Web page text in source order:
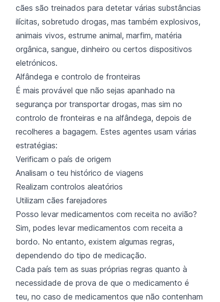
cães são treinados para detetar várias substâncias
ilícitas, sobretudo drogas, mas também explosivos,
animais vivos, estrume animal, marfim, matéria
orgânica, sangue, dinheiro ou certos dispositivos
eletrónicos.
Alfândega e controlo de fronteiras
É mais provável que não sejas apanhado na
segurança por transportar drogas, mas sim no
controlo de fronteiras e na alfândega, depois de
recolheres a bagagem. Estes agentes usam várias
estratégias:
Verificam o país de origem
Analisam o teu histórico de viagens
Realizam controlos aleatórios
Utilizam cães farejadores
Posso levar medicamentos com receita no avião?
Sim, podes levar medicamentos com receita a
bordo. No entanto, existem algumas regras,
dependendo do tipo de medicação.
Cada país tem as suas próprias regras quanto à
necessidade de prova de que o medicamento é
teu, no caso de medicamentos que não contenham